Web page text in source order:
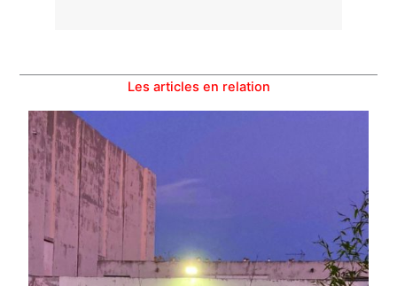
Les articles en relation